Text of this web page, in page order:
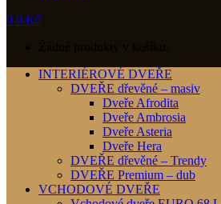
0 0 Kč
INTERIÉROVÉ DVEŘE
DVEŘE dřevěné – masiv
Dveře Afrodita
Dveře Ambrosia
Dveře Asteria
Dveře Hera
DVEŘE dřevěné – Trendy
DVEŘE Premium – dub
VCHODOVÉ DVEŘE